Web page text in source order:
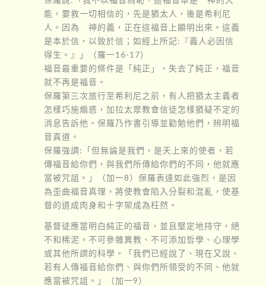
能，要救一切相信的，先是猶太人，後是希利尼
人。因為 神的義，正在這福音上顯明出來。這義
是本於信，以致於信；如經上所記:『義人必因信
得生。』」（羅一16-17）
福音最重要的條件是「純正」，失去了純正，福音
就不再是福音。
保羅第三次旅行至希利尼之前，有人把猶太主義者
怎樣巧施煽惑，加拉太眾教會信徒怎樣猶疑不定的
消息告訴他。保羅乃作書引導並勸勉他們，辨明福
音真道。
保羅強調:「但無論是我們，是天上來的使者，若
傳福音給你們，與我們所傳給你們的不同，他就應
當被咒詛。」（加一8）保羅表達如此強烈，是因
為歪曲福音真理，將使教會陷入分裂和混亂，使基
督的道成肉身和十字架成為枉然。
基督徒應當明白純正的福音，並且堅定地持守，絕
不和稀泥。不可參雜異教、不可添加哲學、心理學
或其他所謂的科學。「我們已經說了、現在又說、
若有人傳福音給你們、與你們所領受的不同、他就
應當被咒詛。」（加一9）